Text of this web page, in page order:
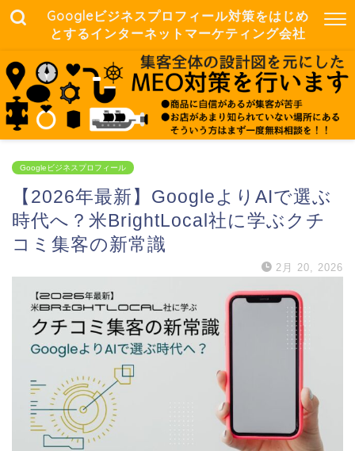
Googleビジネスプロフィール対策をはじめ
とするインターネットマーケティング会社
Googleビジネスプロフィール
【2026年最新】GoogleよりAIで選ぶ
時代へ？米BrightLocal社に学ぶクチ
コミ集客の新常識
2月 20, 2026